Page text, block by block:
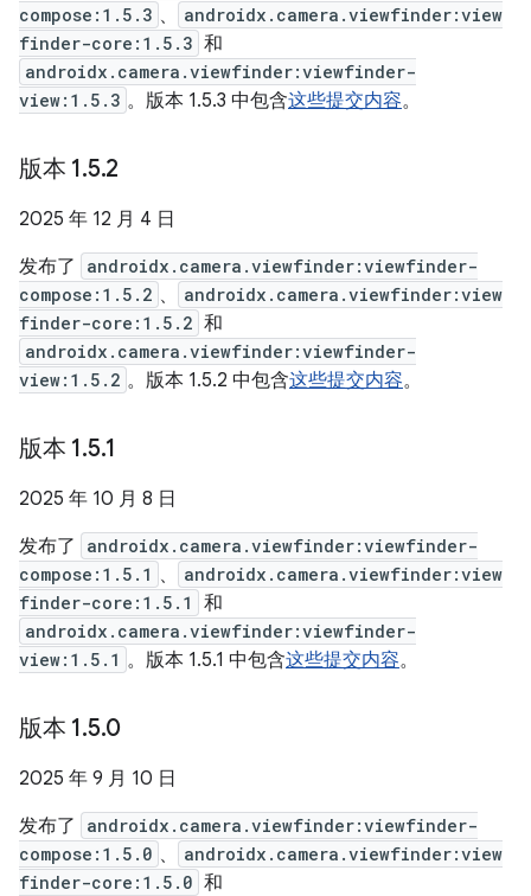
compose:1.5.3 、
androidx.camera.viewfinder:view
finder-core:1.5.3 和
androidx.camera.viewfinder:viewfinder-
view:1.5.3 。版本 1.5.3 中包含这些提交内容。
版本 1.5.2
2025 年 12 月 4 日
发布了
androidx.camera.viewfinder:viewfinder-
compose:1.5.2 、
androidx.camera.viewfinder:view
finder-core:1.5.2 和
androidx.camera.viewfinder:viewfinder-
view:1.5.2 。版本 1.5.2 中包含这些提交内容。
版本 1.5.1
2025 年 10 月 8 日
发布了
androidx.camera.viewfinder:viewfinder-
compose:1.5.1 、
androidx.camera.viewfinder:view
finder-core:1.5.1
和
androidx.camera.viewfinder:viewfinder-
view:1.5.1 。版本 1.5.1 中包含这些提交内容。
版本 1.5.0
2025 年 9 月 10 日
发布了
androidx.camera.viewfinder:viewfinder-
compose:1.5.0 、
androidx.camera.viewfinder:view
finder-core:1.5.0 和